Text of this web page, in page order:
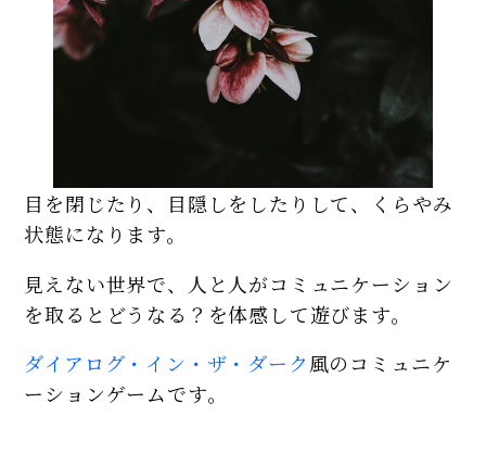
目を閉じたり、目隠しをしたりして、くらやみ
状態になります。
見えない世界で、人と人がコミュニケーション
を取るとどうなる？を体感して遊びます。
ダイアログ・イン・ザ・ダーク風のコミュニケ
ーションゲームです。